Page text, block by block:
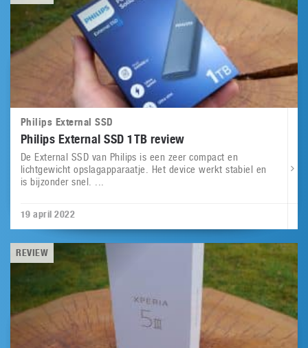
Philips External SSD
Philips External SSD 1TB review
De External SSD van Philips is een zeer compact en
lichtgewicht opslagapparaatje. Het device werkt stabiel en
is bijzonder snel. ...
19 april 2022
REVIEW